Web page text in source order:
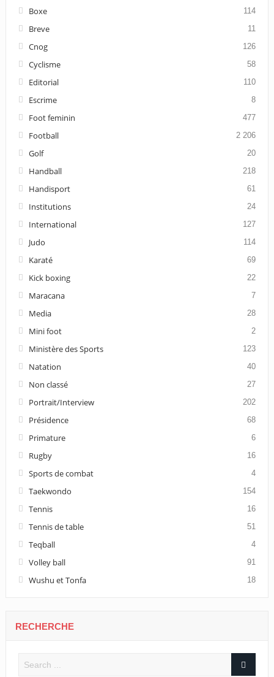
Boxe 114
Breve 11
Cnog 126
Cyclisme 58
Editorial 110
Escrime 8
Foot feminin 477
Football 2 206
Golf 20
Handball 218
Handisport 61
Institutions 24
International 127
Judo 114
Karaté 69
Kick boxing 22
Maracana 7
Media 28
Mini foot 2
Ministère des Sports 123
Natation 40
Non classé 27
Portrait/Interview 202
Présidence 68
Primature 6
Rugby 16
Sports de combat 4
Taekwondo 154
Tennis 16
Tennis de table 51
Teqball 4
Volley ball 91
Wushu et Tonfa 18
RECHERCHE